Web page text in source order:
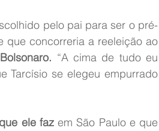
pelo pai para ser o pré-
que concorreria a reeleição ao
“A cima de tudo eu
Tarcísio se elegeu empurrado
ele faz em São Paulo e que